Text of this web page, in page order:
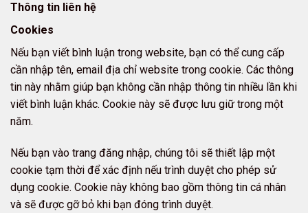
Thông tin liên hệ
Cookies
Nếu bạn viết bình luận trong website, bạn có thể cung cấp
cần nhập tên, email địa chỉ website trong cookie. Các thông
tin này nhằm giúp bạn không cần nhập thông tin nhiều lần khi
viết bình luận khác. Cookie này sẽ được lưu giữ trong một
năm.
Nếu bạn vào trang đăng nhập, chúng tôi sẽ thiết lập một
cookie tạm thời để xác định nếu trình duyệt cho phép sử
dụng cookie. Cookie này không bao gồm thông tin cá nhân
và sẽ được gỡ bỏ khi bạn đóng trình duyệt.